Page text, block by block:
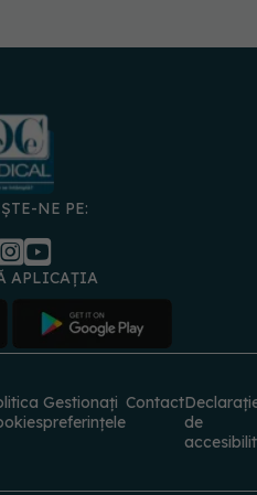
NE PE:
APLICAȚIA
Gestionați
preferințele
Contact
de